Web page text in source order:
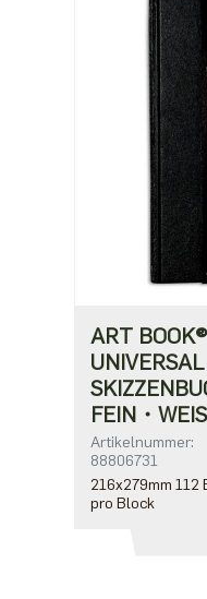
ART BOOK®
UNIVERSAL
FEIN・
Artikelnummer:
88806731
216x279mm 112
pro Block